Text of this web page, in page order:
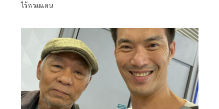
ไร้พรมแดน